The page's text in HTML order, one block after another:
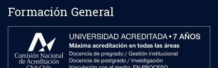
Formación General